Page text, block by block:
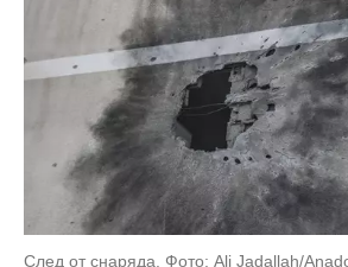
След от снаряда. Фото: Ali Jadallah/